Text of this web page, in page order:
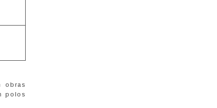
obras
polos